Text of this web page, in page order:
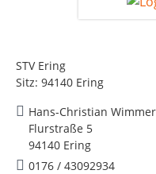
STV Ering
Sitz: 94140 Ering
Hans-Christian Wimmer
Flurstraße 5
94140 Ering
0176 / 43092934